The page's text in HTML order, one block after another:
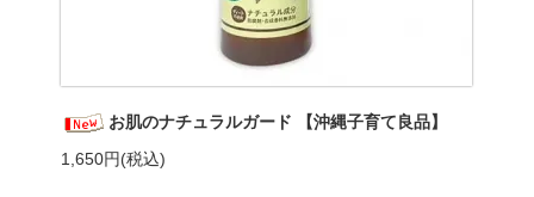
お肌のナチュラルガード 【沖縄子育て良品】
1,650円(税込)